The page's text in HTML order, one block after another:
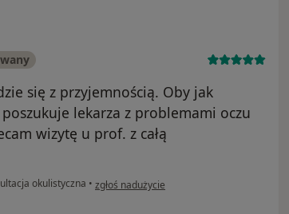
się z przyjemnością. Oby jak
lekarza z problemami oczu
wizytę u prof. z całą
okulistyczna • w opinii użytkownika Joanna
zgłoś nadużycie